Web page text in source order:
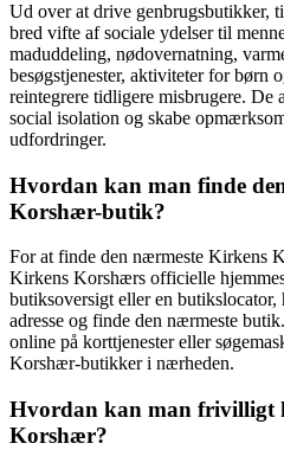
Ud over at drive genbrugsbutikker,
bred vifte af sociale ydelser til
maduddeling, nødovernatning,
besøgstjenester, aktiviteter for børn
reintegrere tidligere misbrugere. De
social isolation og skabe
udfordringer.
Hvordan kan man finde
Korshær-butik?
For at finde den nærmeste Kirkens
Kirkens Korshærs officielle
butiksoversigt eller en butikslocator,
adresse og finde den nærmeste
online på korttjenester eller
Korshær-butikker i nærheden.
Hvordan kan man frivilligt
Korshær?